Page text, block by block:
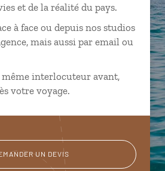
et de la réalité du pays.
à face ou depuis nos studios
mais aussi par email ou
même interlocuteur avant,
votre voyage.
UN DEVIS